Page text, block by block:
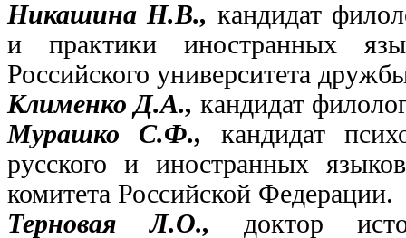
Никашина Н.В., кандидат
и практики иностранных
Российского университета
Клименко Д.А., кандидат
Мурашко С.Ф., кандидат
русского и иностранных
комитета Российской Федерации.
Терновая Л.О., доктор